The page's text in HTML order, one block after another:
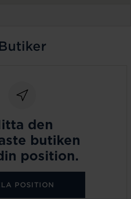
den
butiken
position.
POSITION